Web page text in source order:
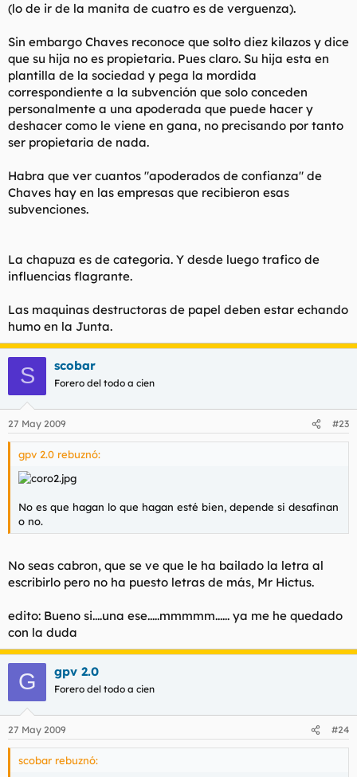
(lo de ir de la manita de cuatro es de verguenza).
Sin embargo Chaves reconoce que solto diez kilazos y dice
que su hija no es propietaria. Pues claro. Su hija esta en
plantilla de la sociedad y pega la mordida
correspondiente a la subvención que solo conceden
personalmente a una apoderada que puede hacer y
deshacer como le viene en gana, no precisando por tanto
ser propietaria de nada.
Habra que ver cuantos "apoderados de confianza" de
Chaves hay en las empresas que recibieron esas
subvenciones.
La chapuza es de categoria. Y desde luego trafico de
influencias flagrante.
Las maquinas destructoras de papel deben estar echando
humo en la Junta.
S scobar
Forero del todo a cien
27 May 2009 #23
gpv 2.0 rebuznó:
No es que hagan lo que hagan esté bien, depende si desafinan
o no.
No seas cabron, que se ve que le ha bailado la letra al
escribirlo pero no ha puesto letras de más, Mr Hictus.
edito: Bueno si....una ese.....mmmmm...... ya me he quedado
con la duda
G gpv 2.0
Forero del todo a cien
27 May 2009 #24
scobar rebuznó: